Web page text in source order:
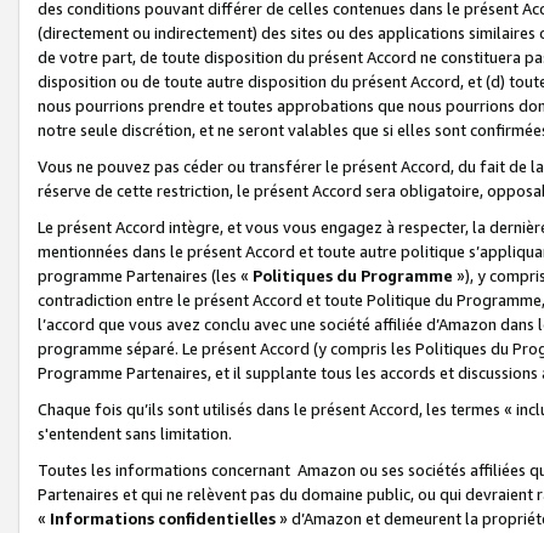
des conditions pouvant différer de celles contenues dans le présent
(directement ou indirectement) des sites ou des applications
de votre part, de toute disposition du présent Accord ne constituera
disposition ou de toute autre disposition du présent Accord, et (d)
nous pourrions prendre et toutes approbations que nous pourrions
notre seule discrétion, et ne seront valables que si elles sont
Vous ne pouvez pas céder ou transférer le présent Accord, du fait de
réserve de cette restriction, le présent Accord sera obligatoire,
Le présent Accord intègre, et vous vous engagez à respecter, la
mentionnées dans le présent Accord et toute autre politique
programme Partenaires (les « Politiques du Programme »), y
contradiction entre le présent Accord et toute Politique du
l’accord que vous avez conclu avec une société affiliée d’Amazon
programme séparé. Le présent Accord (y compris les Politiques du
Programme Partenaires, et il supplante tous les accords et discussions
Chaque fois qu’ils sont utilisés dans le présent Accord, les termes «
s'entendent sans limitation.
Toutes les informations concernant Amazon ou ses sociétés affiliées
Partenaires et qui ne relèvent pas du domaine public, ou qui
« Informations confidentielles» d’Amazon et demeurent la